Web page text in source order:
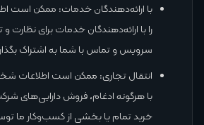
با ارائه‌دهندگان خدمات: ممکن است
را با ارائه‌دهندگان خدمات برای نظارت و
سرویس و تماس با شما به اشتراک
انتقال تجاری: ممکن است اطلاعات
با هرگونه ادغام، فروش دارایی‌های
خرید تمام یا بخشی از کسب‌وکار ما